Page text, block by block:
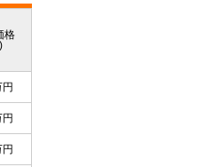
格